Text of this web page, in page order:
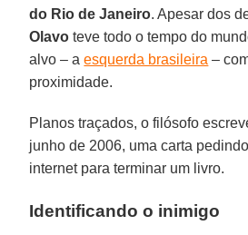
do Rio de Janeiro. Apesar dos
Olavo teve todo o tempo do
alvo – aesquerda brasileira –
proximidade.
Planos traçados, o filósofo
junho de 2006, uma carta
internet para terminar um livro.
Identificando o inimigo